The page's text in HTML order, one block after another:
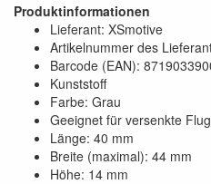
Produktinformationen
Lieferant: XSmotive
Artikelnummer des
Barcode (EAN):
Kunststoff
Farbe: Grau
Geeignet für versenkte
Länge: 40 mm
Breite (maximal): 44 mm
Höhe: 14 mm